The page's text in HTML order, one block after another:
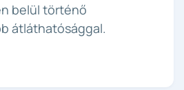
belül történő
átláthatósággal.